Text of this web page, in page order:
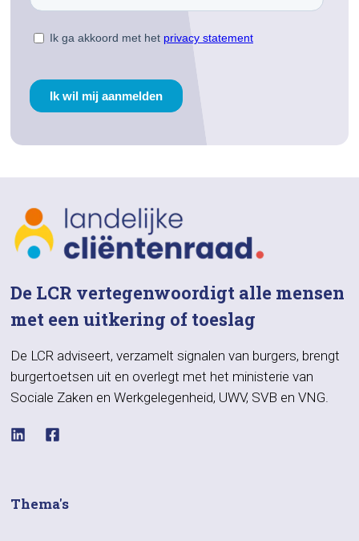
De LCR vertegenwoordigt alle mensen
met een uitkering of toeslag
De LCR adviseert, verzamelt signalen van burgers, brengt
burgertoetsen uit en overlegt met het ministerie van
Sociale Zaken en Werkgelegenheid, UWV, SVB en VNG.
Thema's